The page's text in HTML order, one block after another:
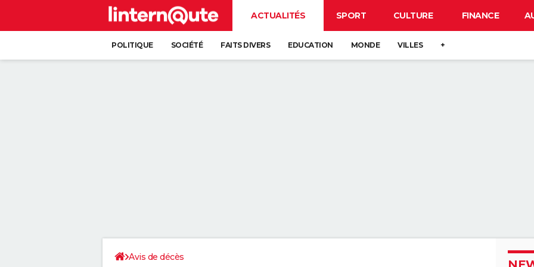
ACTUALITÉS SPORT CULTURE FINANCE
POLITIQUE SOCIÉTÉ FAITS DIVERS EDUCATION MONDE VILLES +
Avis de décès